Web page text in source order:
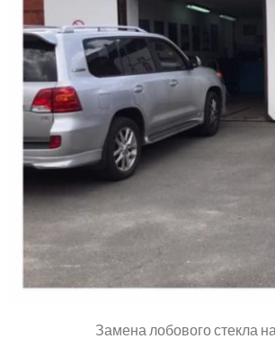
Замена лобового стекла